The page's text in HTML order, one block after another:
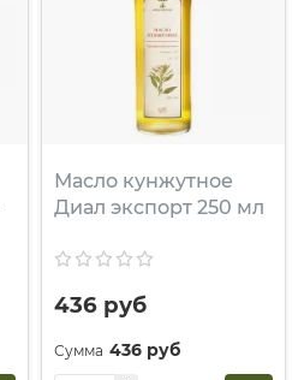
Масло кунжутное
Диал экспорт 250 мл
436 руб
436 руб